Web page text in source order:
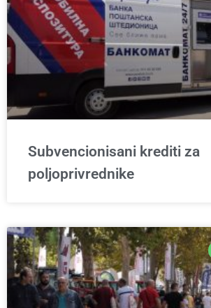
Subvencionisani krediti za
poljoprivrednike